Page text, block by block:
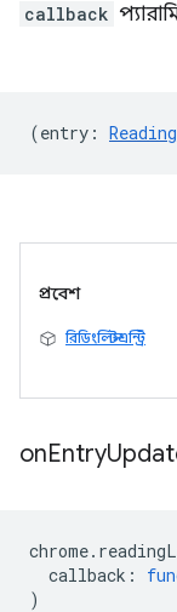
callback
(entry :
প্রবেশ
রিডিংলিস্টএন্ট্রি
onEntry
chrome.
callback :
)